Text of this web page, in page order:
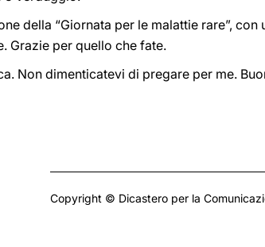
della “Giornata per le malattie rare”,
Grazie per quello che fate.
Non dimenticatevi di pregare per me.
Copyright © Dicastero per la